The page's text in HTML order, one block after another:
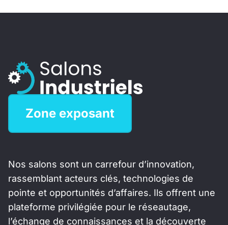
Zone exposant
Nos salons sont un carrefour d’innovation,
rassemblant acteurs clés, technologies de
pointe et opportunités d’affaires. Ils offrent une
plateforme privilégiée pour le réseautage,
l’échange de connaissances et la découverte